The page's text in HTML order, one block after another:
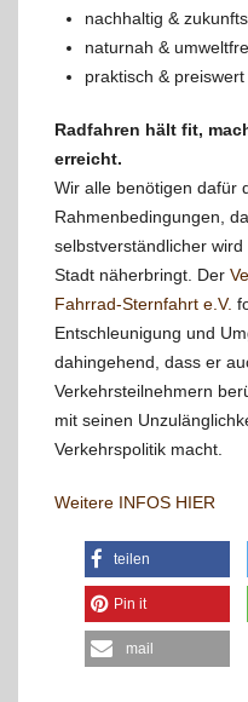
nachhaltig &
naturnah &
praktisch & preiswert
Radfahren hält fit,
erreicht.
Wir alle benötigen dafür
Rahmenbedingungen,
selbstverständlicher
Stadt näherbringt. Der
Fahrrad-Sternfahrt e.V.
Entschleunigung und
dahingehend, dass er
Verkehrsteilnehmern
mit seinen
Verkehrspolitik macht.
Weitere INFOS HIER
teilen
Pin it
mail